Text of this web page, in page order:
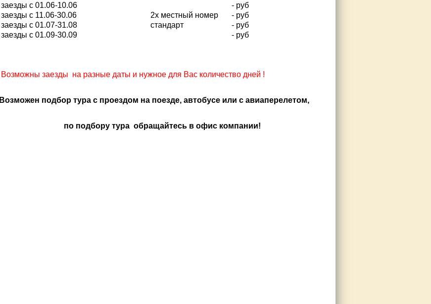
заезды с 01.06-10.06
заезды с 11.06-30.06
заезды с 01.07-31.08
заезды с 01.09-30.09
2х местный номер
стандарт
- руб
- руб
- руб
- руб
Возможны заезды на разные даты и нужное для Вас количество дней !
Возможен подбор тура с проездом на поезде, автобусе или с авиаперелетом,
по подбору тура обращайтесь в офис компании!